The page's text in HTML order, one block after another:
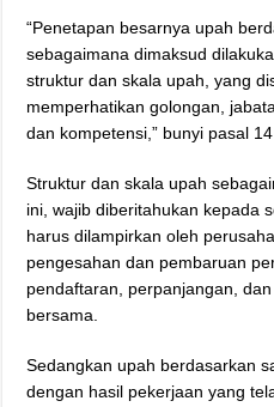
“Penetapan besarnya upah
sebagaimana dimaksud
struktur dan skala upah, yang
memperhatikan golongan,
dan kompetensi,” bunyi pasal
Struktur dan skala upah
ini, wajib diberitahukan kepada
harus dilampirkan oleh
pengesahan dan pembaruan
pendaftaran, perpanjangan,
bersama.
Sedangkan upah berdasarkan
dengan hasil pekerjaan yang